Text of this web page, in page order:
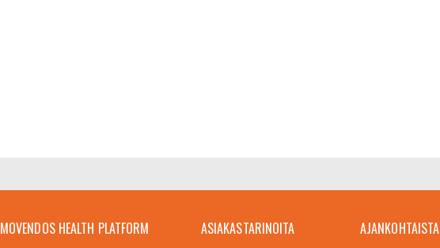
MOVENDOS HEALTH PLATFORM ASIAKASTARINOITA AJANKOHTAISTA